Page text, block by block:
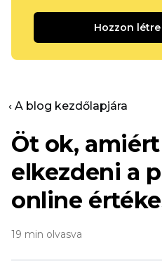
Hozzon
‹ A blog kezdőlapjára
Öt ok,
elkezdeni a
online
19 min olvasva